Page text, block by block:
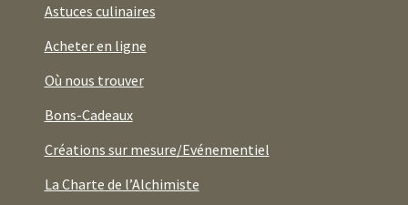
Astuces culinaires
Acheter en ligne
Où nous trouver
Bons-Cadeaux
Créations sur mesure/Evénementiel
La Charte de l’Alchimiste